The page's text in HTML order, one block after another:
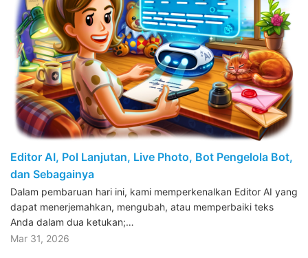
Editor AI, Pol Lanjutan, Live Photo, Bot Pengelola Bot,
dan Sebagainya
Dalam pembaruan hari ini, kami memperkenalkan Editor AI yang
dapat menerjemahkan, mengubah, atau memperbaiki teks
Anda dalam dua ketukan;…
Mar 31, 2026